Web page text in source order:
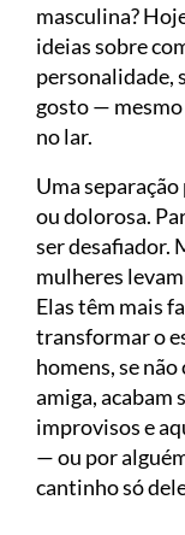
masculina?
ideias sobre
personalidade,
gosto — mesmo
no lar.
Uma
ou dolorosa.
ser desafiador.
mulheres
Elas têm mais
transformar o
homens, se
amiga, acabam
improvisos e
— ou por
cantinho só